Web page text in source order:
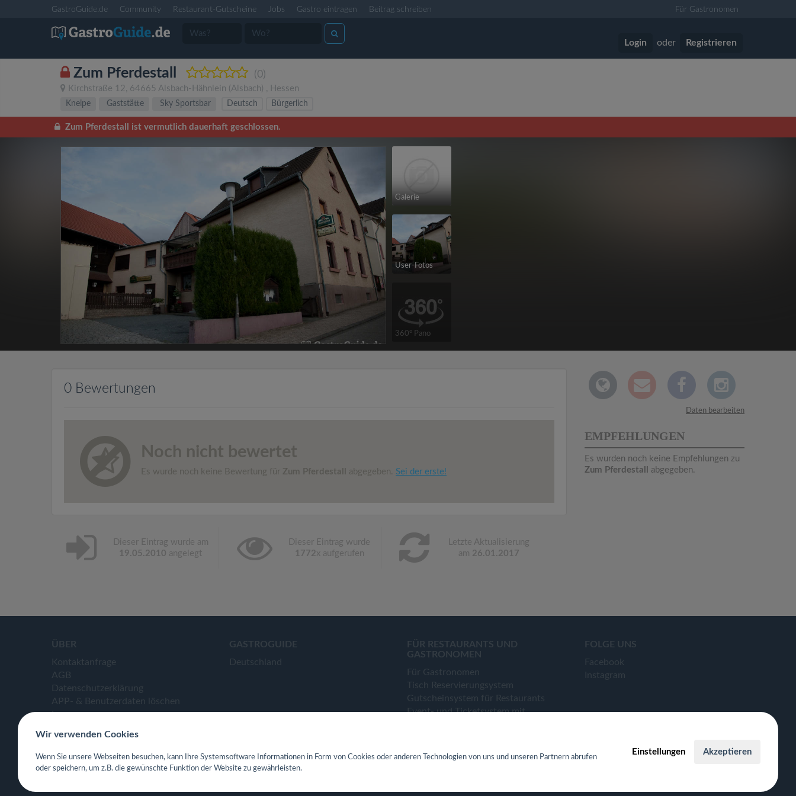
GastroGuide.de Community Restaurant-Gutscheine Jobs Gastro eintragen Beitrag schreiben Für Gastronomen
Login oder Registrieren
Zum Pferdestall (0)
Kirchstraße 12, 64665 Alsbach-Hähnlein (Alsbach) , Hessen
Kneipe Gaststätte Sky Sportsbar Deutsch Bürgerlich
Zum Pferdestall ist vermutlich dauerhaft geschlossen.
Galerie
User-Fotos
360° Pano
0 Bewertungen
Noch nicht bewertet
Es wurde noch keine Bewertung für Zum Pferdestall abgegeben. Sei der erste!
Dieser Eintrag wurde am
19.05.2010 angelegt
Dieser Eintrag wurde
1772x aufgerufen
Letzte Aktualisierung
am 26.01.2017
Daten bearbeiten
EMPFEHLUNGEN
Es wurden noch keine Empfehlungen zu
Zum Pferdestall
abgegeben.
ÜBER
Kontaktanfrage
AGB
Datenschutzerklärung
APP- & Benutzerdaten löschen
Impressum
GASTROGUIDE
Deutschland
FÜR RESTAURANTS UND
GASTRONOMEN
Für Gastronomen
Tisch Reservierungsystem
Gutscheinsystem für Restaurants
Event- und Ticketsystem mit
Webseiten für Restaurant
FOLGE UNS
Facebook
Instagram
Wir verwenden Cookies
Wenn Sie unsere Webseiten besuchen, kann Ihre Systemsoftware Informationen in Form von Cookies oder anderen Technologien von uns und unseren Partnern abrufen
oder speichern, um z.B. die gewünschte Funktion der Website zu gewährleisten.
Einstellungen Akzeptieren